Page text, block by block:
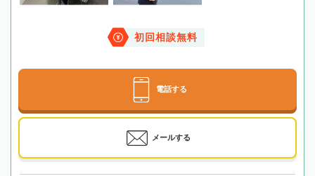
初回相談無料
電話する
メールする